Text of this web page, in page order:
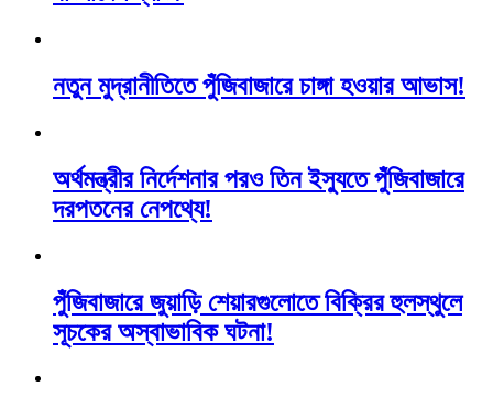
নতুন মুদ্রানীতিতে পুঁজিবাজারে চাঙ্গা হওয়ার আভাস!
অর্থমন্ত্রীর নির্দেশনার পরও তিন ইস্যুতে পুঁজিবাজারে
দরপতনের নেপথ্যে!
পুঁজিবাজারে জুয়াড়ি শেয়ারগুলোতে বিক্রির হুলস্থুলে
সূচকের অস্বাভাবিক ঘটনা!